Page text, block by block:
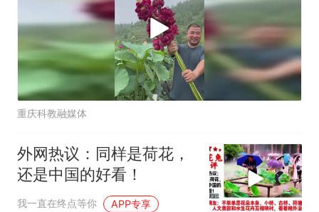
重庆科教融媒体
外网热议：同样是荷花，
还是中国的好看！
我一直在终点等你 APP专享